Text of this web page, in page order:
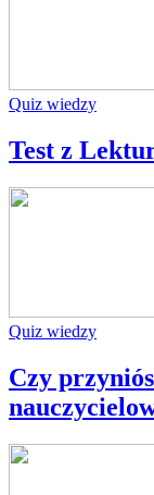
Quiz wiedzy
Test z
Quiz wiedzy
Czy